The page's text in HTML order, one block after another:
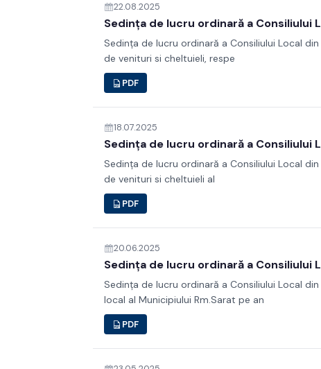
22.08.2025
Sedința de lucru ordinară a Consiliului
Sedința de lucru ordinară a Consiliului Local
de venituri si cheltuieli, respe
PDF
18.07.2025
Sedința de lucru ordinară a Consiliului
Sedința de lucru ordinară a Consiliului Local
de venituri si cheltuieli al
PDF
20.06.2025
Sedința de lucru ordinară a Consiliului
Sedința de lucru ordinară a Consiliului Local
local al Municipiului Rm.Sarat pe an
PDF